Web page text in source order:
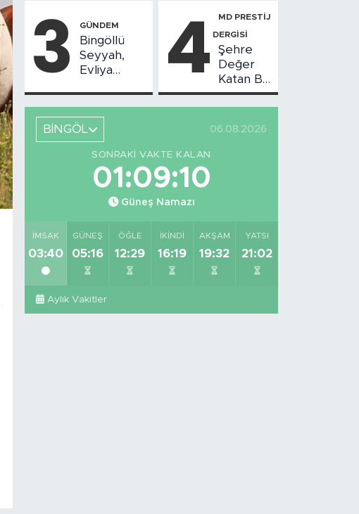
Yapıldı
3 GÜNDEM
Bingöllü
Seyyah,
Evliya
Bingöl'deki
O Yeri
Görüntüledi
4 MD PRESTİJ
DERGİSİ
Şehre
Değer
Katan Bir
Birikim:
Burhan
Arıkız
BİNGÖL 06.08.2026
SONRAKI VAKTE KALAN
01:09:10
Güneş Namazı
İMSAK
03:40
GÜNEŞ
05:16
ÖĞLE
12:29
İKINDI
16:19
AKŞAM
19:32
YATSI
21:02
Aylık Vakitler